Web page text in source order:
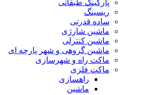
پارکینگ طبقاتی
ریسینگ
ساده قدرتی
ماشین شارژی
ماشین کنترلی
ماشین گروهی و شهر پارچه ای
ماکت راه و شهرسازی
ماکت فلزی
راهسازی
ماشین